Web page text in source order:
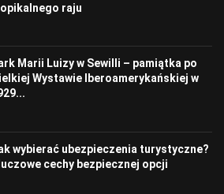
raju
Marii Luizy w Sewilli – pamiątka po
Wystawie Iberoamerykańskiej w
wybierać ubezpieczenia turystyczne?
cechy bezpiecznej opcji